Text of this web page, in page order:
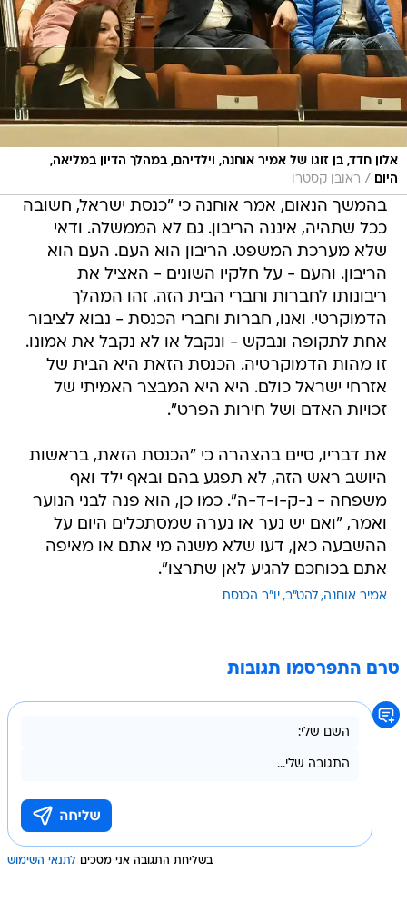
אלון חדד, בן זוגו של אמיר אוחנה, וילדיהם, במהלך הדיון במליאה,
היום
/ ראובן קסטרו
בהמשך הנאום, אמר אוחנה כי "כנסת ישראל, חשובה
ככל שתהיה, איננה הריבון. גם לא הממשלה. ודאי
שלא מערכת המשפט. הריבון הוא העם. העם הוא
הריבון. והעם - על חלקיו השונים - האציל את
ריבונותו לחברות וחברי הבית הזה. זהו המהלך
הדמוקרטי. ואנו, חברות וחברי הכנסת - נבוא לציבור
אחת לתקופה ונבקש - ונקבל או לא נקבל את אמונו.
זו מהות הדמוקרטיה. הכנסת הזאת היא הבית של
אזרחי ישראל כולם. היא היא המבצר האמיתי של
זכויות האדם ושל חירות הפרט".
את דבריו, סיים בהצהרה כי "הכנסת הזאת, בראשות
היושב ראש הזה, לא תפגע בהם ובאף ילד ואף
משפחה - נ-ק-ו-ד-ה". כמו כן, הוא פנה לבני הנוער
ואמר, "ואם יש נער או נערה שמסתכלים היום על
ההשבעה כאן, דעו שלא משנה מי אתם או מאיפה
אתם בכוחכם להגיע לאן שתרצו".
אמיר אוחנה להט"ב יו"ר הכנסת
טרם התפרסמו תגובות
בשליחת התגובה אני מסכים לתנאי השימוש